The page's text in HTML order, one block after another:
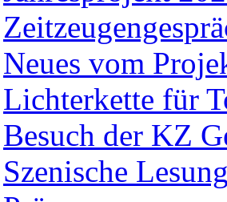
Neues vom
Lichterkette für
Besuch der KZ
Szenische